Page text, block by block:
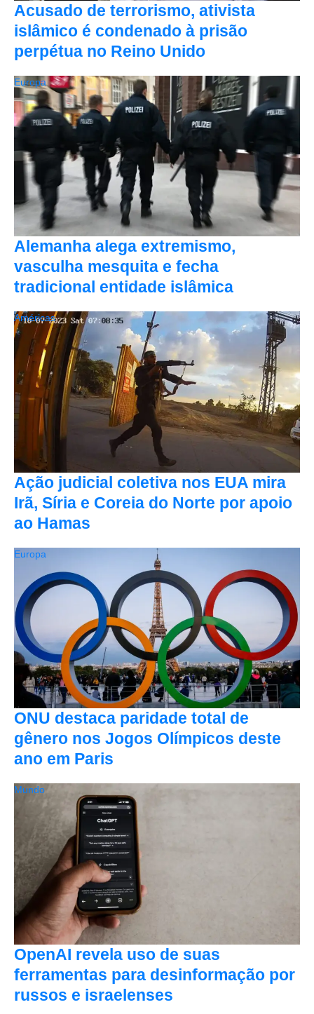
Acusado de terrorismo, ativista
islâmico é condenado à prisão
perpétua no Reino Unido
Alemanha alega extremismo,
vasculha mesquita e fecha
tradicional entidade islâmica
Europa
Ação judicial coletiva nos EUA mira
Irã, Síria e Coreia do Norte por apoio
ao Hamas
Américas
ONU destaca paridade total de
gênero nos Jogos Olímpicos deste
ano em Paris
Europa
OpenAI revela uso de suas
ferramentas para desinformação por
russos e israelenses
Mundo